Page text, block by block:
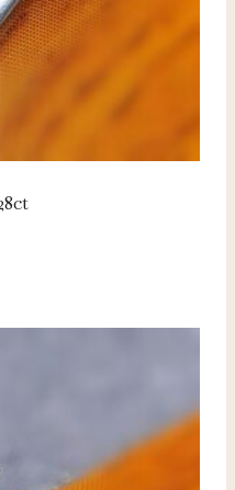
l'audience et
Matomo…).
des publicités